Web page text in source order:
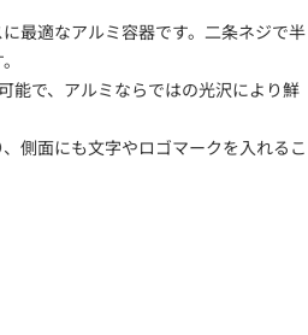
最適なアルミ容器です。二条ネジで半
能で、アルミならではの光沢により鮮
側面にも文字やロゴマークを入れるこ